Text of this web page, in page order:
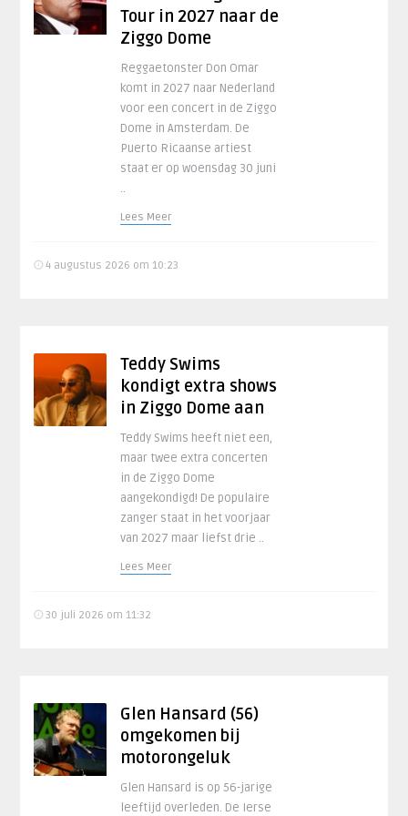
Tour in 2027 naar de
Ziggo Dome
Reggaetonster Don Omar
komt in 2027 naar Nederland
voor een concert in de Ziggo
Dome in Amsterdam. De
Puerto Ricaanse artiest
staat er op woensdag 30 juni
..
Lees Meer
4 augustus 2026 om 10:23
Teddy Swims
kondigt extra shows
in Ziggo Dome aan
Teddy Swims heeft niet een,
maar twee extra concerten
in de Ziggo Dome
aangekondigd! De populaire
zanger staat in het voorjaar
van 2027 maar liefst drie ..
Lees Meer
30 juli 2026 om 11:32
Glen Hansard (56)
omgekomen bij
motorongeluk
Glen Hansard is op 56-jarige
leeftijd overleden. De Ierse